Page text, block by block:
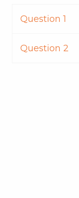
Question 1
Question 2